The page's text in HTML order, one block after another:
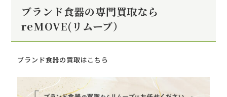
ブランド食器の専門買取なら
reMOVE(リムーブ）
ブランド食器の買取はこちら